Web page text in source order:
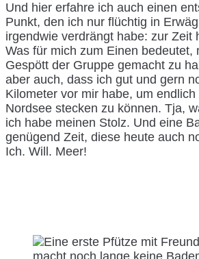
Und hier erfahre ich auch einen
Punkt, den ich nur flüchtig in
irgendwie verdrängt habe: zur Zeit
Was für mich zum Einen bedeutet,
Gespött der Gruppe gemacht zu
aber auch, dass ich gut und gern
Kilometer vor mir habe, um
Nordsee stecken zu können. Tja,
ich habe meinen Stolz. Und eine
genügend Zeit, diese heute auch
Ich. Will. Meer!